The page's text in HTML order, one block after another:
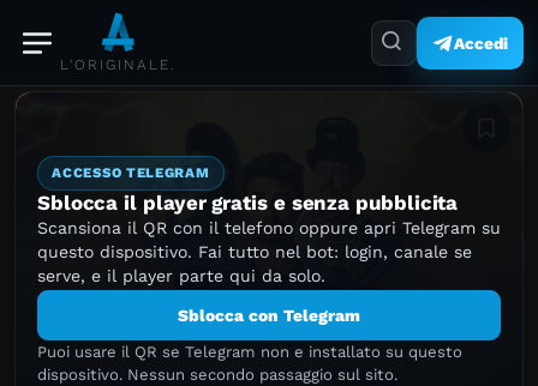
L'ORIGINALE.
Accedi
ACCESSO TELEGRAM
Sblocca il player gratis e senza pubblicita
Scansiona il QR con il telefono oppure apri Telegram su
questo dispositivo. Fai tutto nel bot: login, canale se
serve, e il player parte qui da solo.
Sblocca con Telegram
Puoi usare il QR se Telegram non e installato su questo
dispositivo. Nessun secondo passaggio sul sito.